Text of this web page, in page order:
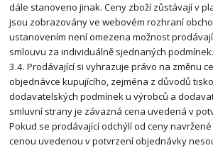
dále stanoveno jinak. Ceny zboží zůstávají v
jsou zobrazovány ve webovém rozhraní
ustanovením není omezena možnost
smlouvu za individuálně sjednaných podmínek.
3.4. Prodávající si vyhrazuje právo na změnu
objednávce kupujícího, zejména z důvodů
dodavatelských podmínek u výrobců a
smluvní strany je závazná cena uvedená v
Pokud se prodávající odchýlí od ceny
cenou uvedenou v potvrzení objednávky